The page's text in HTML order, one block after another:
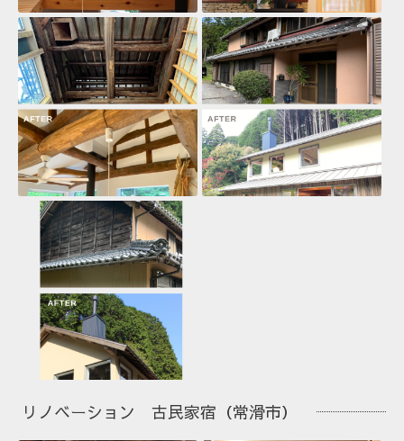
リノベーション 古民家宿（常滑市）